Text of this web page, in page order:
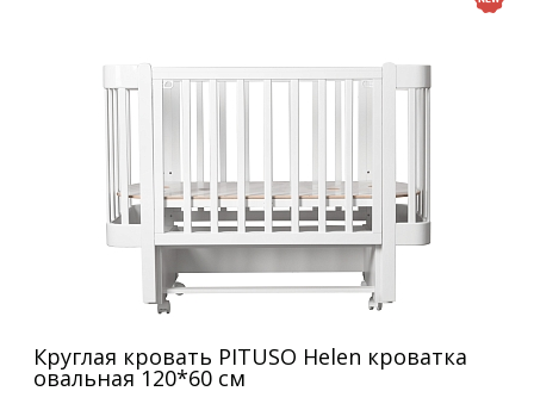
Круглая кровать PITUSO Helen кроватка
овальная 120*60 см